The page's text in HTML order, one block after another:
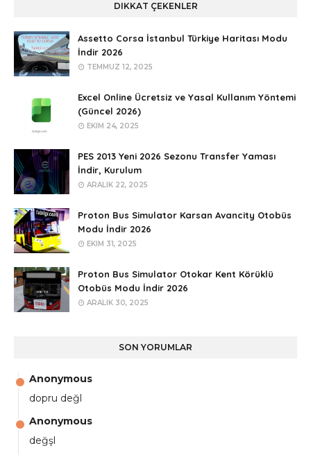
DIKKAT ÇEKENLER
Assetto Corsa İstanbul Türkiye Haritası Modu
İndir 2026
TEMMUZ 12, 2025
Excel Online Ücretsiz ve Yasal Kullanım Yöntemi
(Güncel 2026)
EKIM 24, 2025
PES 2013 Yeni 2026 Sezonu Transfer Yaması
İndir, Kurulum
ARALIK 22, 2025
Proton Bus Simulator Karsan Avancity Otobüs
Modu İndir 2026
EKIM 31, 2025
Proton Bus Simulator Otokar Kent Körüklü
Otobüs Modu İndir 2026
ARALIK 30, 2025
SON YORUMLAR
Anonymous
dopru değl
Anonymous
değşl